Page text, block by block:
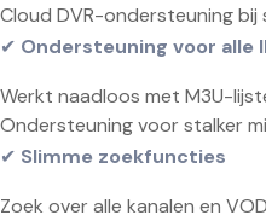
Cloud DVR-ondersteuning bij
✔ Ondersteuning voor alle
Werkt naadloos met M3U-
Ondersteuning voor stalker
✔ Slimme zoekfuncties
Zoek over alle kanalen en